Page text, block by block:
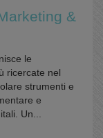
&
le
ricercate nel
strumenti e
e
Un...